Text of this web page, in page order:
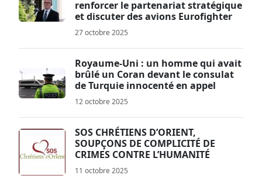
renforcer le partenariat stratégique
et discuter des avions Eurofighter
27 octobre 2025
Royaume-Uni : un homme qui avait
brûlé un Coran devant le consulat
de Turquie innocenté en appel
12 octobre 2025
SOS CHRÉTIENS D’ORIENT,
SOUPÇONS DE COMPLICITÉ DE
CRIMES CONTRE L’HUMANITÉ
11 octobre 2025